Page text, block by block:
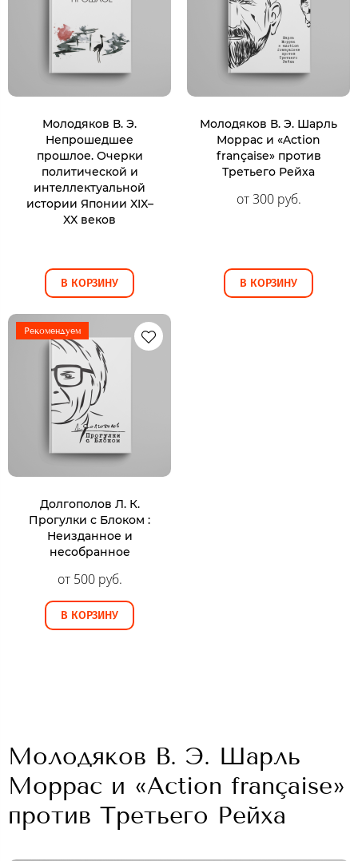
Молодяков В. Э.
Непрошедшее
прошлое. Очерки
политической и
интеллектуальной
истории Японии XIX–
XX веков
В КОРЗИНУ
Молодяков В. Э. Шарль
Моррас и «Action
française» против
Третьего Рейха
от 300 руб.
В КОРЗИНУ
Рекомендуем
Долгополов Л. К.
Прогулки с Блоком :
Неизданное и
несобранное
от 500 руб.
В КОРЗИНУ
Молодяков В. Э. Шарль
Моррас и «Action française»
против Третьего Рейха